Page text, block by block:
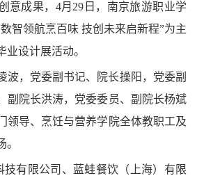
意成果，4月29日，南京旅游职业学
智领航烹百味 技创未来启新程”为主
业设计展活动。
波，党委副书记、院长操阳，党委副
副院长洪涛，党委委员、副院长杨斌
领导、烹饪与营养学院全体教职工及
技有限公司、蓝蛙餐饮（上海）有限